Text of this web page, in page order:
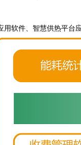
用软件、智慧供热平台